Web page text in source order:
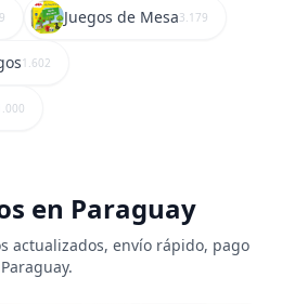
Juegos de Mesa3.179
1.602
en Paraguay
actualizados, envío rápido, pago